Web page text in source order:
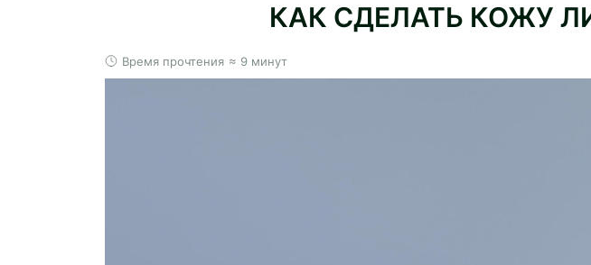
КАК СДЕЛАТЬ КОЖУ
Время прочтения ≈ 9 минут